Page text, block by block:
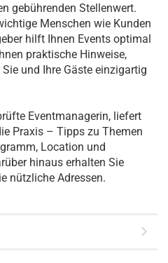
gebührenden Stellenwert.
Menschen wie Kunden
hilft Ihnen Events optimal
praktische Hinweise,
und Ihre Gäste einzigartig
Eventmanagerin, liefert
Praxis – Tipps zu Themen
Location und
hinaus erhalten Sie
nützliche Adressen.